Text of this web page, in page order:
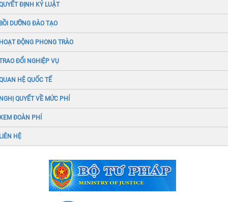
ĐỊNH KỶ LUẬT
DƯỠNG ĐÀO TẠO
ĐỘNG PHONG TRÀO
ĐỔI NGHIỆP VỤ
HỆ QUỐC TẾ
QUYẾT VỀ MỨC PHÍ
ĐOÀN PHÍ
HỆ